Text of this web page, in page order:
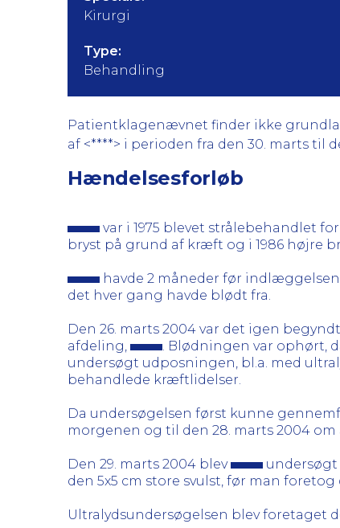
Kirurgi
Type:
Behandling
Patientklagenævnet finder ikke
af <****> i perioden fra den 30. marts til
Hændelsesforløb
var i 1975 blevet strålebehandlet
bryst på grund af kræft og i 1986 højre
havde 2 måneder før
det hver gang havde blødt fra.
Den 26. marts 2004 var det igen
afdeling,
. Blødningen var ophørt,
undersøgt udposningen, bl.a. med
behandlede kræftlidelser.
Da undersøgelsen først kunne
morgenen og til den 28. marts 2004 om
Den 29. marts 2004 blev
undersøgt
den 5x5 cm store svulst, før man
Ultralydsundersøgelsen blev foretaget